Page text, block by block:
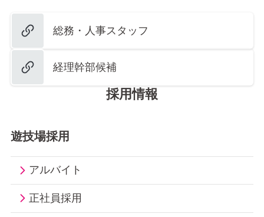
総務・人事スタッフ
経理幹部候補
採用情報
遊技場採用
アルバイト
正社員採用